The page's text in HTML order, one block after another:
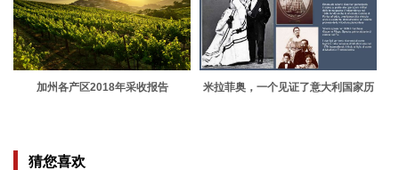
加州各产区2018年采收报告
米拉菲奥，一个见证了意大利国家历
猜您喜欢